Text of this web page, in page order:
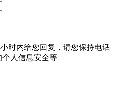
时内给您回复，请您保持电话
人信息安全等